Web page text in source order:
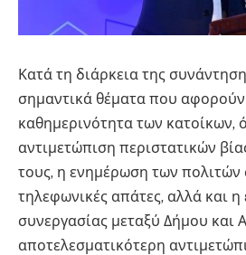
Κατά τη διάρκεια της
σημαντικά θέματα που αφορούν
καθημερινότητα των κατοίκων,
αντιμετώπιση περιστατικών
τους, η ενημέρωση των πολιτών
τηλεφωνικές απάτες, αλλά και η
συνεργασίας μεταξύ Δήμου και
αποτελεσματικότερη